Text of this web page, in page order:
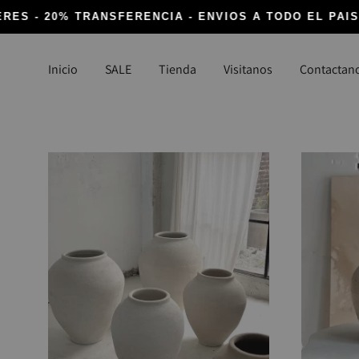
Inicio SALE Tienda
DECORACIÓN
Detalles infaltables
Iluminación
TEXTIL
Para la
Visitanos
- 20% TRANSFERENCIA - ENVIOS A TODO EL